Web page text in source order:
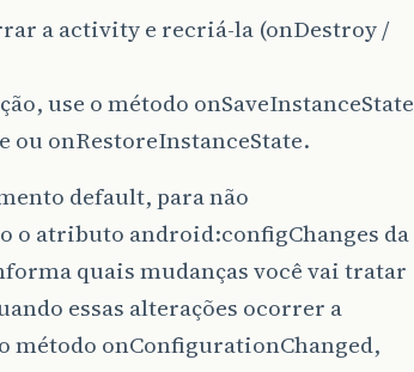
a activity e recriá-la (onDestroy /
use o método onSaveInstanceState
ou onRestoreInstanceState.
default, para não
o atributo android:configChanges da
quais mudanças você vai tratar
essas alterações ocorrer a
método onConfigurationChanged,